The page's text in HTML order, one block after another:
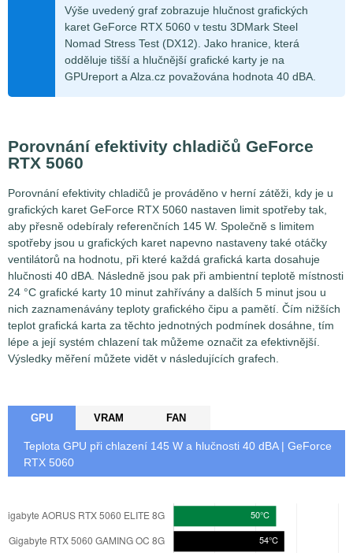
Výše uvedený graf zobrazuje hlučnost grafických
karet GeForce RTX 5060 v testu 3DMark Steel
Nomad Stress Test (DX12). Jako hranice, která
odděluje tišší a hlučnější grafické karty je na
GPUreport a Alza.cz považována hodnota 40 dBA.
Porovnání efektivity chladičů GeForce
RTX 5060
Porovnání efektivity chladičů je prováděno v herní zátěži, kdy je u
grafických karet GeForce RTX 5060 nastaven limit spotřeby tak,
aby přesně odebíraly referenčních 145 W. Společně s limitem
spotřeby jsou u grafických karet napevno nastaveny také otáčky
ventilátorů na hodnotu, při které každá grafická karta dosahuje
hlučnosti 40 dBA. Následně jsou pak při ambientní teplotě místnosti
24 °C grafické karty 10 minut zahřívány a dalších 5 minut jsou u
nich zaznamenávány teploty grafického čipu a pamětí. Čím nižších
teplot grafická karta za těchto jednotných podmínek dosáhne, tím
lépe a její systém chlazení tak můžeme označit za efektivnější.
Výsledky měření můžete vidět v následujících grafech.
GPU VRAM FAN
Teplota GPU při chlazení 145 W a hlučnosti 40 dBA | GeForce
RTX 5060